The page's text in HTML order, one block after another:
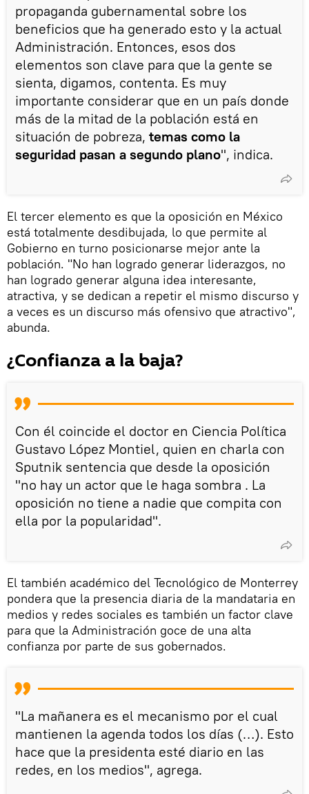
propaganda gubernamental sobre los
beneficios que ha generado esto y la actual
Administración. Entonces, esos dos
elementos son clave para que la gente se
sienta, digamos, contenta. Es muy
importante considerar que en un país donde
más de la mitad de la población está en
situación de pobreza, temas como la
seguridad pasan a segundo plano", indica.
El tercer elemento es que la oposición en México
está totalmente desdibujada, lo que permite al
Gobierno en turno posicionarse mejor ante la
población. "No han logrado generar liderazgos, no
han logrado generar alguna idea interesante,
atractiva, y se dedican a repetir el mismo discurso y
a veces es un discurso más ofensivo que atractivo",
abunda.
¿Confianza a la baja?
Con él coincide el doctor en Ciencia Política
Gustavo López Montiel, quien en charla con
Sputnik sentencia que desde la oposición
"no hay un actor que le haga sombra . La
oposición no tiene a nadie que compita con
ella por la popularidad".
El también académico del Tecnológico de Monterrey
pondera que la presencia diaria de la mandataria en
medios y redes sociales es también un factor clave
para que la Administración goce de una alta
confianza por parte de sus gobernados.
"La mañanera es el mecanismo por el cual
mantienen la agenda todos los días (…). Esto
hace que la presidenta esté diario en las
redes, en los medios", agrega.